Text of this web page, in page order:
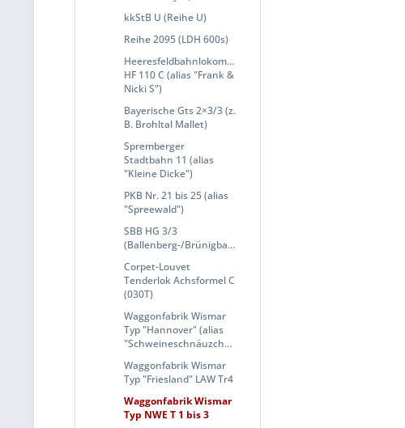
kkStB U (Reihe U)
Reihe 2095 (LDH 600s)
Heeresfeldbahnlokomotive
HF 110 C (alias "Frank &
Nicki S")
Bayerische Gts 2×3/3 (z.
B. Brohltal Mallet)
Spremberger
Stadtbahn 11 (alias
"Kleine Dicke")
PKB Nr. 21 bis 25 (alias
"Spreewald")
SBB HG 3/3
(Ballenberg-/Brünigbahn)
Corpet-Louvet
Tenderlok Achsformel C
(030T)
Waggonfabrik Wismar
Typ "Hannover" (alias
"Schweineschnäuzchen")
Waggonfabrik Wismar
Typ "Friesland" LAW Tr4
Waggonfabrik Wismar
Typ NWE T 1 bis 3